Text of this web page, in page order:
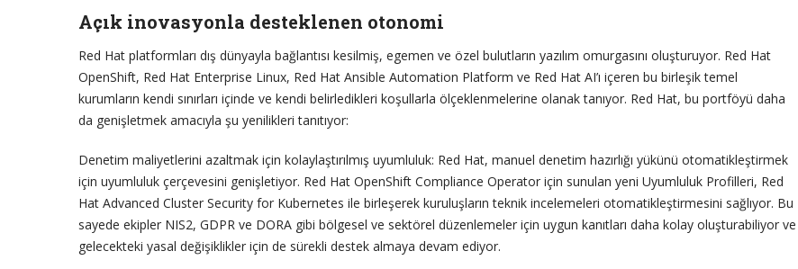
Açık inovasyonla desteklenen otonomi
Red Hat platformları dış dünyayla bağlantısı kesilmiş, egemen ve özel bulutların yazılım omurgasını oluşturuyor. Red Hat
OpenShift, Red Hat Enterprise Linux, Red Hat Ansible Automation Platform ve Red Hat AI’ı içeren bu birleşik temel
kurumların kendi sınırları içinde ve kendi belirledikleri koşullarla ölçeklenmelerine olanak tanıyor. Red Hat, bu portföyü daha
da genişletmek amacıyla şu yenilikleri tanıtıyor:
Denetim maliyetlerini azaltmak için kolaylaştırılmış uyumluluk: Red Hat, manuel denetim hazırlığı yükünü otomatikleştirmek
için uyumluluk çerçevesini genişletiyor. Red Hat OpenShift Compliance Operator için sunulan yeni Uyumluluk Profilleri, Red
Hat Advanced Cluster Security for Kubernetes ile birleşerek kuruluşların teknik incelemeleri otomatikleştirmesini sağlıyor. Bu
sayede ekipler NIS2, GDPR ve DORA gibi bölgesel ve sektörel düzenlemeler için uygun kanıtları daha kolay oluşturabiliyor ve
gelecekteki yasal değişiklikler için de sürekli destek almaya devam ediyor.